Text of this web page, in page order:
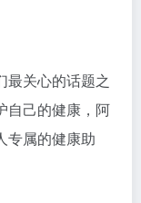
最关心的话题之
自己的健康，阿
属的健康助